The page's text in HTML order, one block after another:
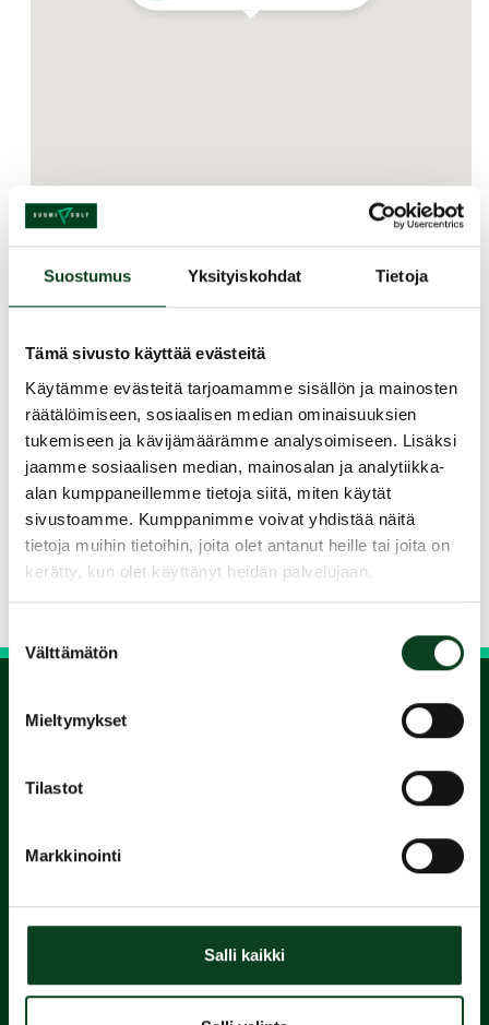
Suostumus Yksityiskohdat Tietoja
Tämä sivusto käyttää evästeitä
Käytämme evästeitä tarjoamamme sisällön ja mainosten
räätälöimiseen, sosiaalisen median ominaisuuksien
tukemiseen ja kävijämäärämme analysoimiseen. Lisäksi
jaamme sosiaalisen median, mainosalan ja analytiikka-
alan kumppaneillemme tietoja siitä, miten käytät
sivustoamme. Kumppanimme voivat yhdistää näitä
tietoja muihin tietoihin, joita olet antanut heille tai joita on
kerätty, kun olet käyttänyt heidän palvelujaan.
valinta
Välttämätön
Mieltymykset
Tilastot
Markkinointi
Salli kaikki
Kurssin kuvaus
alkeiskurssi, joka tähtää Green Cardin
saavuttamiseen. Kurssilla pääset tutustumaan
pelin saloihin ja nauttimaan ulkoilusta. Opettaja
johdattaa ja auttaa sinut läpi alkuvaiheiden
mielenkiintoisten haasteiden.
Jaa kurssi kaverille
Siirry takaisin hakuun
Varaa
alkeiskurssi
2.